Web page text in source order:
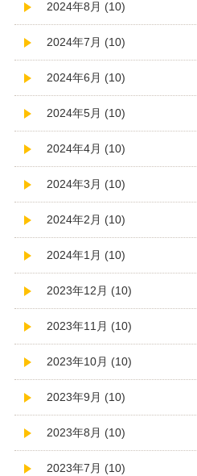
2024年8月 (10)
2024年7月 (10)
2024年6月 (10)
2024年5月 (10)
2024年4月 (10)
2024年3月 (10)
2024年2月 (10)
2024年1月 (10)
2023年12月 (10)
2023年11月 (10)
2023年10月 (10)
2023年9月 (10)
2023年8月 (10)
2023年7月 (10)